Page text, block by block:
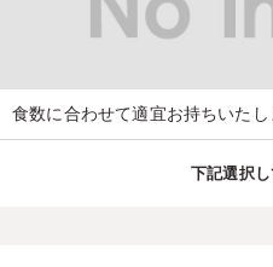
食数に合わせて適宜お持ちいたし
下記選択